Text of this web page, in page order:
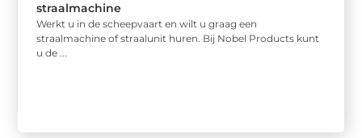
straalmachine
Werkt u in de scheepvaart en wilt u graag een
straalmachine of straalunit huren. Bij Nobel Products kunt
u de ...